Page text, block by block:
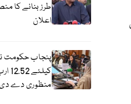
طرز بنانے کا
اعلان
پنجاب حکومت
منظوری دے